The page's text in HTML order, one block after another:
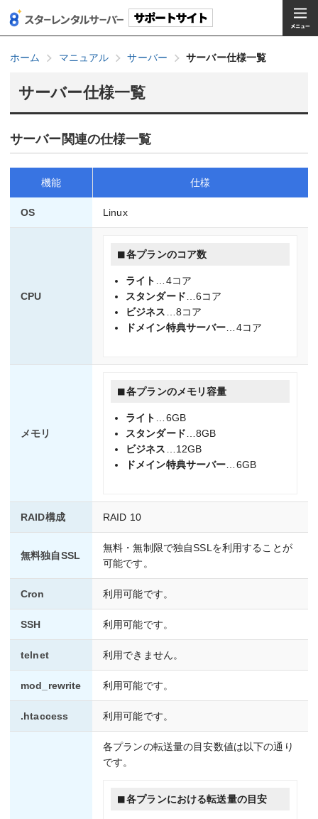
ホーム マニュアル サーバー サーバー仕様一覧
サーバー仕様一覧
サーバー関連の仕様一覧
機能 仕様
OS Linux
CPU
各プランのコア数
ライト
…4コア
スタンダード …6コア
ビジネス …8コア
ドメイン特典サーバー …4コア
メモリ
各プランのメモリ容量
ライト
…6GB
スタンダード …8GB
ビジネス …12GB
ドメイン特典サーバー …6GB
RAID構成 RAID 10
無料独自SSL
無料・無制限で独自SSLを利用することが
可能です。
Cron 利用可能です。
SSH 利用可能です。
telnet 利用できません。
mod_rewrite 利用可能です。
.htaccess 利用可能です。
各プランの転送量の目安数値は以下の通り
です。
各プランにおける転送量の目安